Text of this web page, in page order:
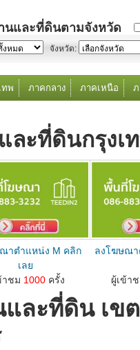
นและที่ดินตามจังหวัด
จังหวัด:
ทพ ภาคกลาง ภาคเหนือ
ะที่ดินกรุงเ
าตำแหน่ง M คลิก
เลย
ขายบ้านที่ดินตำแหน่ง M คลิกเลย...
าชม 1000 ครั้ง
ลงโฆษณา
ลงโฆษณาขาย
ผู้เข้า
ละที่ดิน เข